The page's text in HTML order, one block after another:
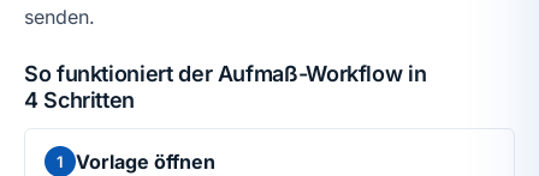
senden.
So funktioniert der Aufmaß-Workflow in
4 Schritten
1 Vorlage öffnen